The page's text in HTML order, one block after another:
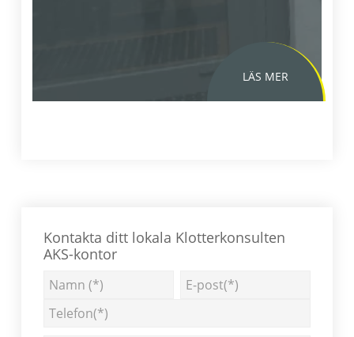
sidofält
Kontakta ditt lokala Klotterkonsulten
AKS-kontor